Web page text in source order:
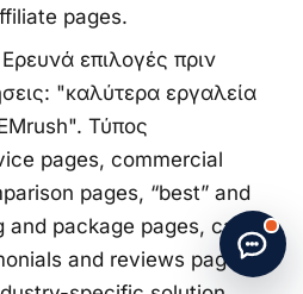
pages.
Ερευνά επιλογές πριν
"καλύτερα εργαλεία
Τύπος
pages, commercial
pages, “best” and
and package pages, case
and reviews pages,
chat · Made byG. Papatheodorou